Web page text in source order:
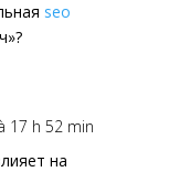
seo
17 h 52 min
на